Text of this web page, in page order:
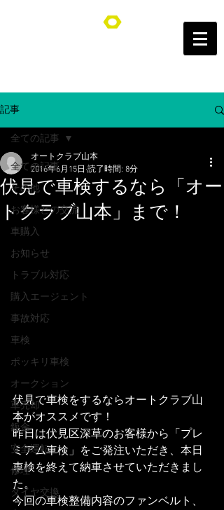
オートクラブ山本/Auto Club YAMAMOTO
記事
全ての記事
その他
お客様との交流
車購入
お知らせ
トラブル対応
購入エージェント
事故対応
車検
ポッキリ車検
オークション
車売却
鈑金
安全運転
修理
タイヤ交換
全ての記事
伏見で車検するなら「オー
トクラブ山本」まで！
オートクラブ山本
2016年6月15日 読了時間: 8分
伏見で車検をするならオートクラブ山
本がオススメです！
昨日は伏見区深草のお客様から「プレ
ミアム車検」をご発注いただき、本日
車検を終えて納車させていただきまし
た。
今回の車検整備内容のファンベルト、